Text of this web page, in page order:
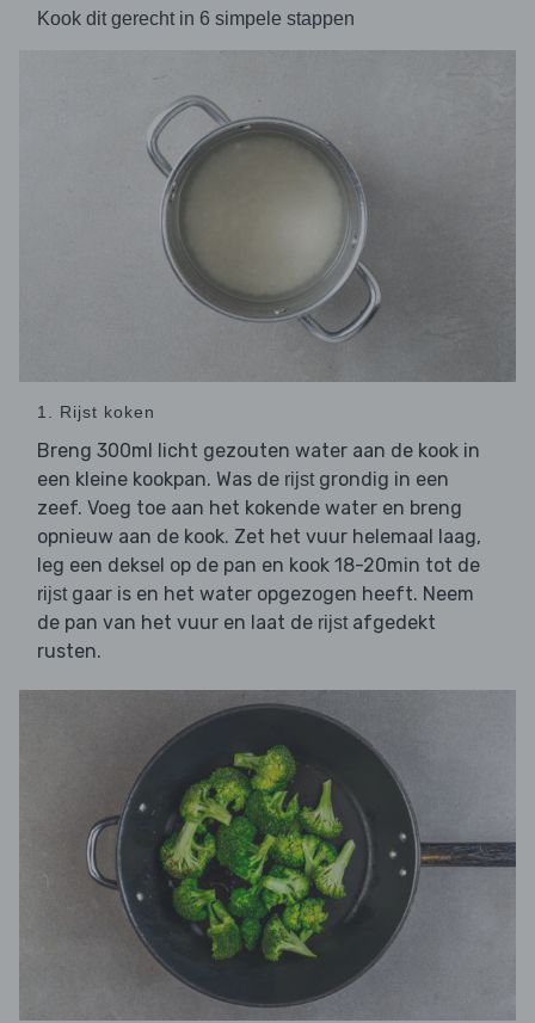
Kook dit gerecht in 6 simpele stappen
1. Rijst koken
Breng 300ml licht gezouten water aan de kook in
een kleine kookpan. Was de rijst grondig in een
zeef. Voeg toe aan het kokende water en breng
opnieuw aan de kook. Zet het vuur helemaal laag,
leg een deksel op de pan en kook 18-20min tot de
rijst gaar is en het water opgezogen heeft. Neem
de pan van het vuur en laat de rijst afgedekt
rusten.